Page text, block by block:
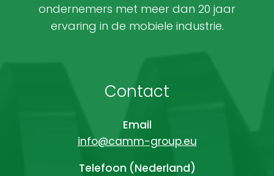
ondernemers met meer dan 20 jaar
ervaring in de mobiele industrie.
Contact
Email
info@camm-group.eu
Telefoon (Nederland)